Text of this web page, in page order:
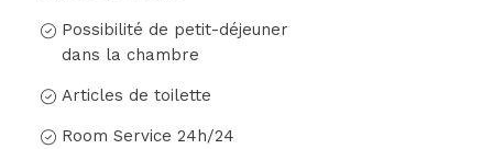
Possibilité de petit-déjeuner
dans la chambre
Articles de toilette
Room Service 24h/24